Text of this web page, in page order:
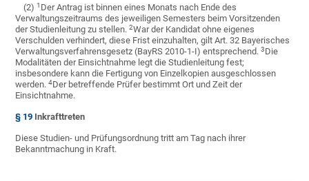
(2)1 Der Antrag ist binnen eines Monats nach Ende des
Verwaltungszeitraums des jeweiligen Semesters beim Vorsitzenden
der Studienleitung zu stellen.2War der Kandidat ohne eigenes
Verschulden verhindert, diese Frist einzuhalten, gilt Art. 32 Bayerisches
Verwaltungsverfahrensgesetz (BayRS 2010-1-I) entsprechend.3Die
Modalitäten der Einsichtnahme legt die Studienleitung fest;
insbesondere kann die Fertigung von Einzelkopien ausgeschlossen
werden.4Der betreffende Prüfer bestimmt Ort und Zeit der
Einsichtnahme.
§ 19 Inkrafttreten
Diese Studien- und Prüfungsordnung tritt am Tag nach ihrer
Bekanntmachung in Kraft.